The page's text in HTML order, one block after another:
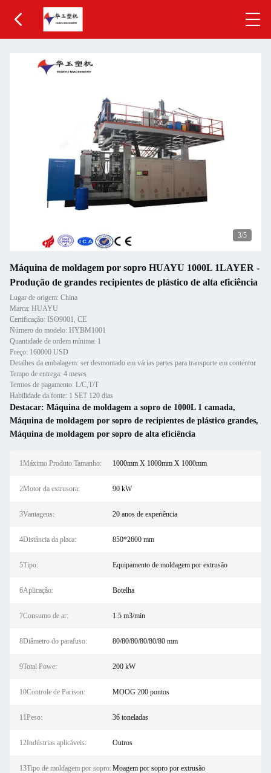
4/5
Máquina de moldagem por sopro HUAYU 1000L 1LAYER -
Produção de grandes recipientes de plástico de alta eficiência
Lugar de origem: China
Marca: HUAYU
Certificação: ISO9001, CE
Número do modelo: HYBM1001
Quantidade de ordem mínima: 1
Preço: 160000 USD
Detalhes da embalagem: ser desmontado em várias partes para transporte em contentor
Tempo de entrega: 4 meses
Termos de pagamento: L/C,T/T
Habilidade da fonte: 1 SET 120 dias
Destacar: Máquina de moldagem a sopro de 1000L 1 camada,
Máquina de moldagem por sopro de recipientes de plástico grandes,
Máquina de moldagem por sopro de alta eficiência
1Máximo Produto Tamanho: 1000mm X 1000mm X 1000mm
2Motor da extrusora: 90 kW
3Vantagens: 20 anos de experiência
4Distância da placa: 850*2600 mm
5Tipo: Equipamento de moldagem por extrusão
6Aplicação: Botelha
7Consumo de ar: 1.5 m3/min
8Diâmetro do parafuso: 80/80/80/80/80/80 mm
9Total Powe: 200 kW
10Controle de Parison: MOOG 200 pontos
11Peso: 36 toneladas
12Indústrias aplicáveis: Outros
13Tipo de moldagem por sopro:Moagem por sopro por extrusão